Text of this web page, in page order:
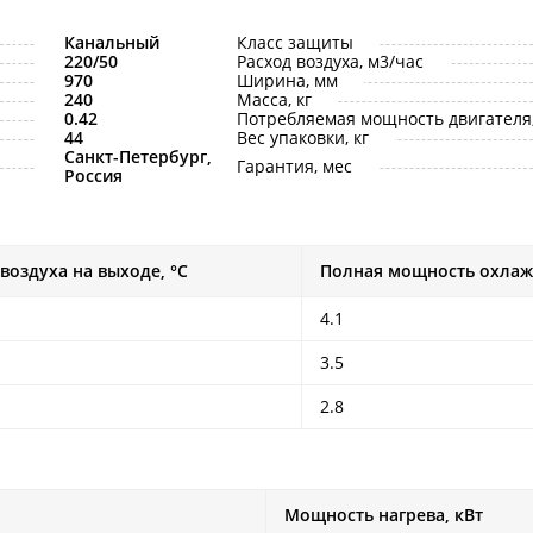
Канальный
Класс защиты
220/50
Расход воздуха, м3/час
970
Ширина, мм
240
Масса, кг
0.42
Потребляемая мощность
44
Вес упаковки, кг
Санкт-Петербург,
Россия
Гарантия, мес
на выходе, °С Полная мощность
4.1
3.5
2.8
Мощность нагрева, кВт